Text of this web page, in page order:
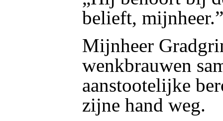
belieft, mijnheer.”
Mijnheer
wenkbrauwen
aanstootelijke
zijne hand weg.